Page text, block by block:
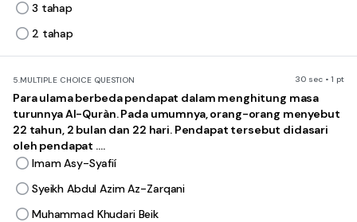
3 tahap
2 tahap
5.MULTIPLE CHOICE QUESTION 30 sec • 1 pt
Para ulama berbeda pendapat dalam menghitung masa
turunnya Al-Quràn. Pada umumnya, orang-orang menyebut
22 tahun, 2 bulan dan 22 hari. Pendapat tersebut didasari
oleh pendapat ....
Imam Asy-Syafií
Syeikh Abdul Azim Az-Zarqani
Muhammad Khudari Beik